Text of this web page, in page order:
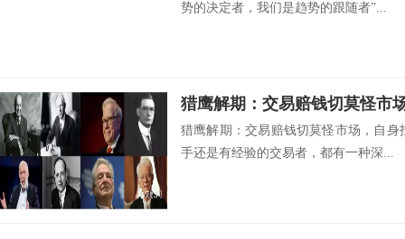
势的决定者，我们是趋势的跟随者”...
猎鹰解期：交易赔钱切莫怪市
猎鹰解期：交易赔钱切莫怪市场，自
手还是有经验的交易者，都有一种深...